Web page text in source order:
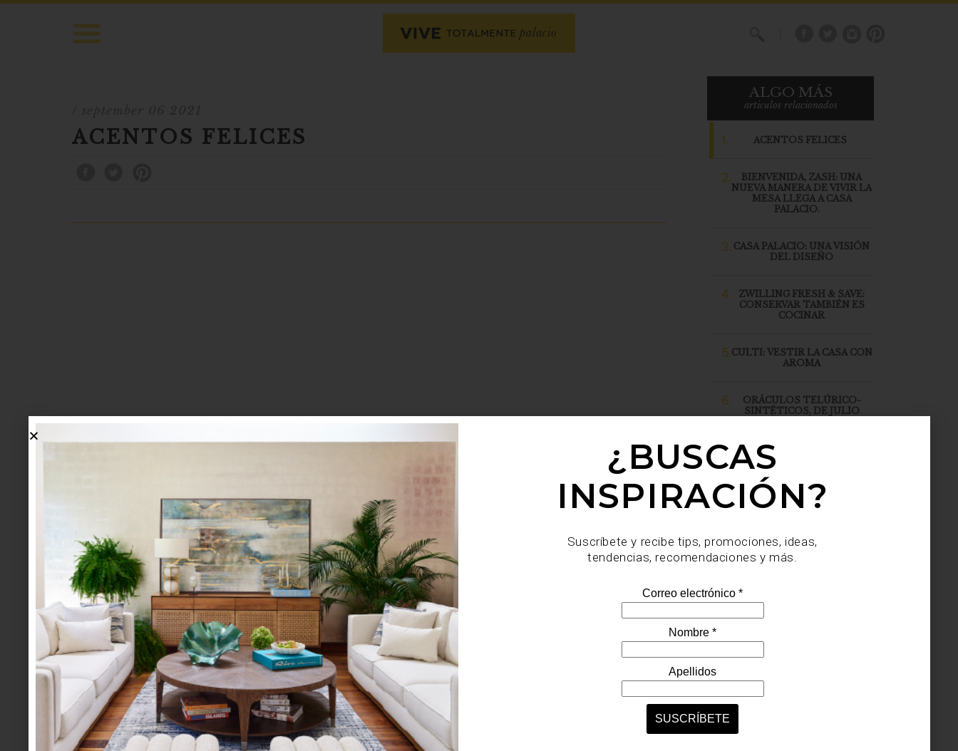
ACENTOS FELICES
ALGO MÁS
articulos relacionados
1. ACENTOS FELICES
2.
BIENVENIDA, ZASH: UNA
NUEVA MANERA DE VIVIR LA
MESA LLEGA A CASA
PALACIO.
3. CASA PALACIO: UNA VISIÓN
DEL DISEÑO
4.
ZWILLING FRESH & SAVE:
CONSERVAR TAMBIÉN ES
COCINAR
5.CULTI: VESTIR LA CASA CON
AROMA
6.
ORÁCULOS TELÚRICO-
SINTÉTICOS, DE JULIO
lo más nuevo
BIENVENIDA, ZASH: UNA
NUEVA MANERA DE VIVIR
LA MESA LLEGA A CASA
PALACIO.
mesa y cocina
august 05 2026
¿BUSCAS
INSPIRACIÓN?
Suscríbete y recibe tips, promociones, ideas,
tendencias, recomendaciones y más.